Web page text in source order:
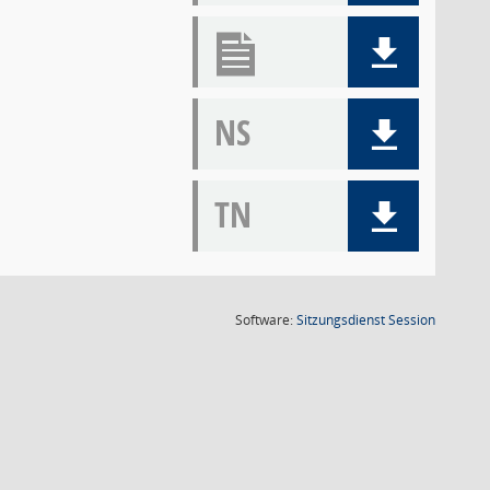
NS
TN
Software:SitzungsdienstSession(Wird in